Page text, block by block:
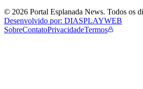
© 2026 Portal Esplanada News. Todos os
Desenvolvido por: DIASPLAYWEB
SobreContatoPrivacidadeTermos